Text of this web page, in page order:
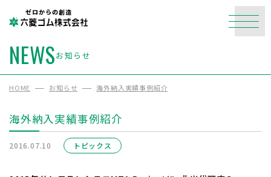
ゼロからの創造
NEWSお知らせ
HOME お知らせ 海外納入実績事例紹介
海外納入実績事例紹介
2016.07.10 トピックス